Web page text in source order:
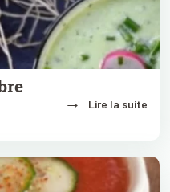
→ Lire la suite